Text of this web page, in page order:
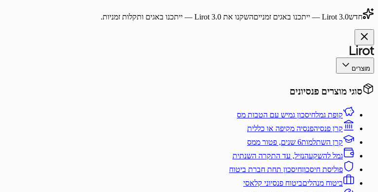
חדשLirot 3.0 — ייתכנו באגים זמנייםהשקנו את Lirot 3.0 — ייתכנו באגים ותקלות זמניות.
מוצרים
סוגי מוצרים פנסיונים
קופת גמלחיסכון גמיש עם הטבות מס
קרן פנסיהפנסיה מקיפה או כללית
קרן השתלמות6 שנים, פטור ממס
גמל להשקעהנזיל, עד התקרה השנתית
פוליסת חיסכוןחיסכון תחת חברת ביטוח
ביטוח מנהליםביטוח פנסיוני קלאסי